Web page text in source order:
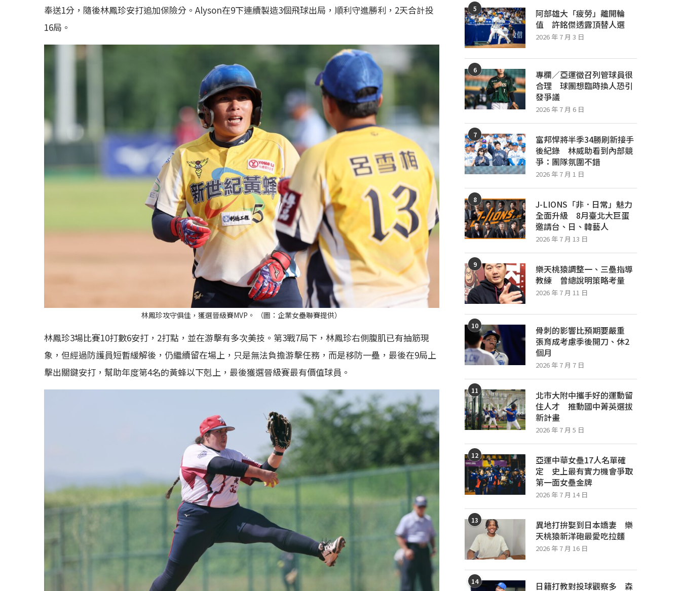
奉送1分，隨後林鳳珍安打追加保險分。Alyson在9下連續製造3個飛球出局，順利守進勝利，2天合計投
16局。
林鳳珍攻守俱佳，獲選晉級賽MVP。 （圖：企業女壘聯賽提供）
林鳳珍3場比賽10打數6安打，2打點，並在游擊有多次美技。第3戰7局下，林鳳珍右側腹肌已有抽筋現
象，但經過防護員短暫緩解後，仍繼續留在場上，只是無法負擔游擊任務，而是移防一壘，最後在9局上
擊出關鍵安打，幫助年度第4名的黃蜂以下剋上，最後獲選晉級賽最有價值球員。
5
阿部雄大「疲勞」離開輪
值 許銘傑透露頂替人選
2026 年 7 月 3 日
6
專欄／亞運徵召列管球員很
合理 球團想臨時換人恐引
發爭議
2026 年 7 月 6 日
7
富邦悍將半季34勝刷新接手
後紀錄 林威助看到內部競
爭：團隊氛圍不錯
2026 年 7 月 1 日
8
J-LIONS「非．日常」魅力
全面升級 8月臺北大巨蛋
邀請台、日、韓藝人
2026 年 7 月 13 日
9
樂天桃猿調整一、三壘指導
教練 曾總說明策略考量
2026 年 7 月 11 日
10
骨刺的影響比預期要嚴重
張育成考慮季後開刀、休2
個月
2026 年 7 月 7 日
11
北市大附中攜手好的運動留
住人才 推動國中菁英選拔
新計畫
2026 年 7 月 5 日
12
亞運中華女壘17人名單確
定 史上最有實力機會爭取
第一面女壘金牌
2026 年 7 月 14 日
13
異地打拚娶到日本嬌妻 樂
天桃猿新洋砲最愛吃拉麵
2026 年 7 月 16 日
14 日籍打教對投球觀察多 森